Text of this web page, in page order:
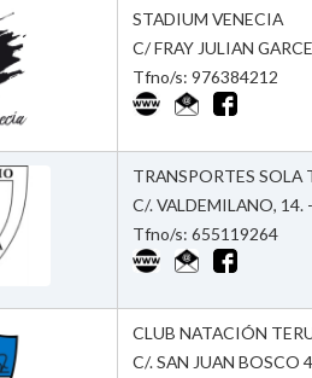
STADIUM VENECIA
C/ FRAY JULIAN
Tfno/s: 976384212
TRANSPORTES SOLA
C/. VALDEMILANO,
Tfno/s: 655119264
CLUB NATACIÓN
C/. SAN JUAN BOSCO